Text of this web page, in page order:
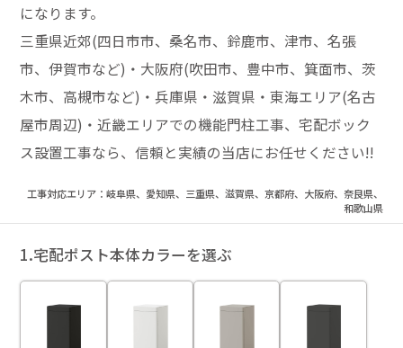
になります。
三重県近郊(四日市市、桑名市、鈴鹿市、津市、名張
市、伊賀市など)・大阪府(吹田市、豊中市、箕面市、茨
木市、高槻市など)・兵庫県・滋賀県・東海エリア(名古
屋市周辺)・近畿エリアでの機能門柱工事、宅配ボック
ス設置工事なら、信頼と実績の当店にお任せください!!
工事対応エリア：岐阜県、愛知県、三重県、滋賀県、京都府、大阪府、奈良県、
和歌山県
1.宅配ポスト本体カラーを選ぶ